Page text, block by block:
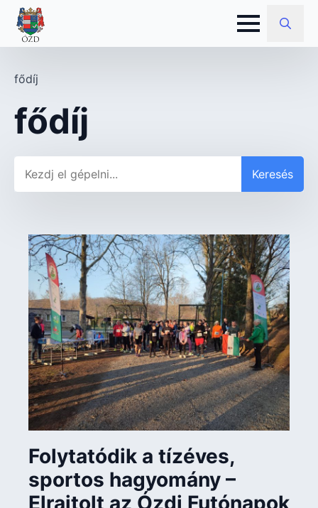
Search
fődíj
fődíj
Keresés
Folytatódik a tízéves,
sportos hagyomány –
Elrajtolt az Ózdi Futónapok